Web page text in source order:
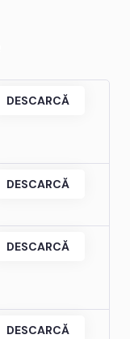
DESCARCĂ
DESCARCĂ
DESCARCĂ
DESCARCĂ